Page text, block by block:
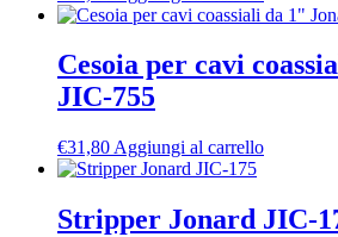
Cesoia per cavi
JIC-755
€31,80 Aggiungi al carrello
Stripper Jonard JIC-